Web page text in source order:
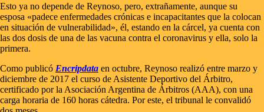
Esto ya no depende de Reynoso, pero, extrañamente, aunque su
esposa «padece enfermedades crónicas e incapacitantes que la colocan
en situación de vulnerabilidad», él, estando en la cárcel, ya cuenta con
las dos dosis de una de las vacuna contra el coronavirus y ella, solo la
primera.
Como publicó Encripdata en octubre, Reynoso realizó entre marzo y
diciembre de 2017 el curso de Asistente Deportivo del Árbitro,
certificado por la Asociación Argentina de Árbitros (AAA), con una
carga horaria de 160 horas cátedra. Por este, el tribunal le convalidó